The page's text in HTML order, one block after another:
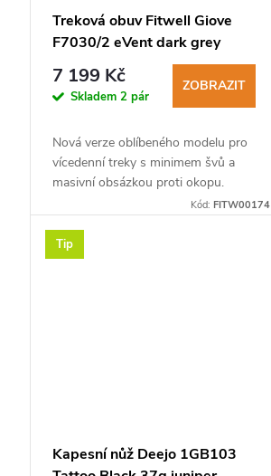
Treková obuv Fitwell Giove
F7030/2 eVent dark grey
7 199 Kč
Skladem 2 pár
ZOBRAZIT
Nová verze oblíbeného modelu pro
vícedenní treky s minimem švů a
masivní obsázkou proti okopu.
Kód:FITW00174
Tip
Kapesní nůž Deejo 1GB103